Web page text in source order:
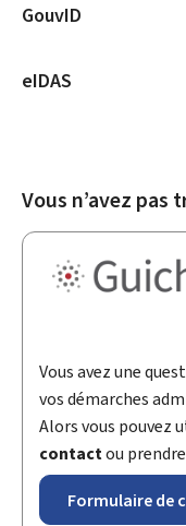
GouvID
eIDAS
Vous n’avez pas
Vous avez une
vos démarches
Alors vous pouvez
contactou prendre
Formulaire de